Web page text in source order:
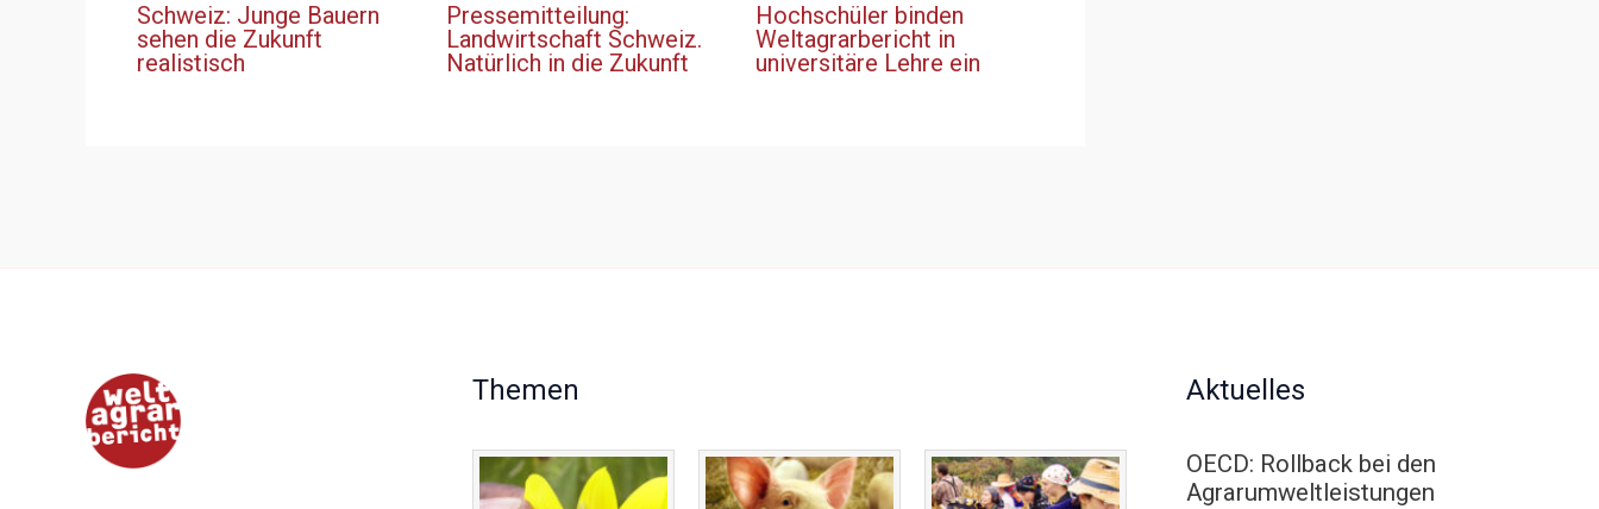
Schweiz: Junge Bauern
sehen die Zukunft
realistisch
Pressemitteilung:
Landwirtschaft Schweiz.
Natürlich in die Zukunft
Hochschüler binden
Weltagrarbericht in
universitäre Lehre ein
Themen Aktuelles
OECD: Rollback bei den
Agrarumweltleistungen